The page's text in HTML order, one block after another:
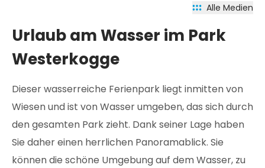
Alle Medien
Urlaub am Wasser im Park
Westerkogge
Dieser wasserreiche Ferienpark liegt inmitten von
Wiesen und ist von Wasser umgeben, das sich durch
den gesamten Park zieht. Dank seiner Lage haben
Sie daher einen herrlichen Panoramablick. Sie
können die schöne Umgebung auf dem Wasser, zu